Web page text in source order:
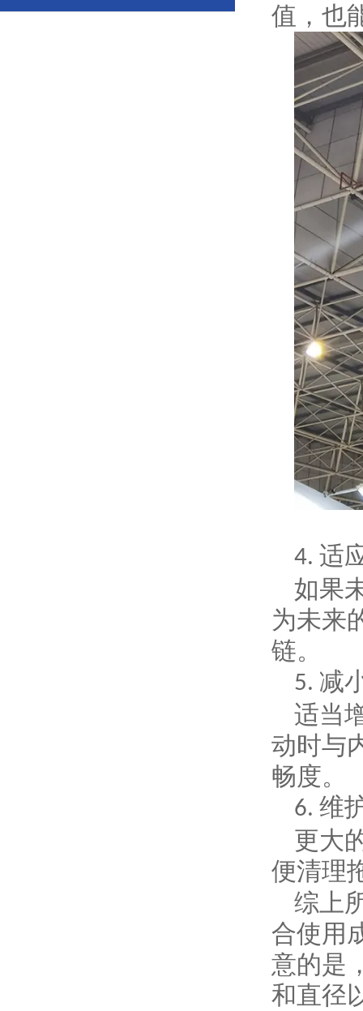
值，也
4. 适
如果
为未来
链。
5. 减
适当
动时与
畅度。
6. 维
更大
便清理
综上
合使用
意的是
和直径